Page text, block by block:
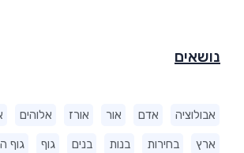
נושאים
אבולוציה אדם אור אורז אלוהים
ארץ בחירות בנות בנים גוף גוף